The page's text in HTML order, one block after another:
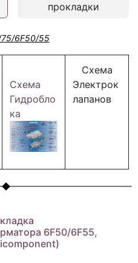
прокладки
6F50/55
Схема
Гидробло
ка
Схема
Электрок
лапанов
6F50/6F55,